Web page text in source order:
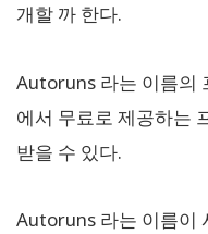
개할 까 한다.
Autoruns 라는 이름의
에서 무료로 제공하는
받을 수 있다.
Autoruns 라는 이름이